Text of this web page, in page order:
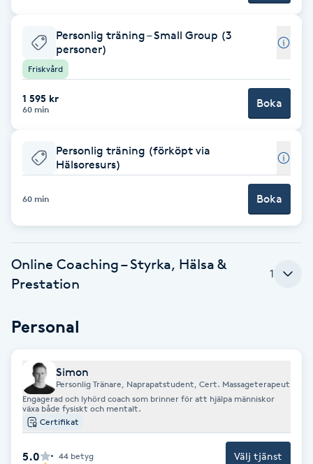
Brynfärgning
Brynplockning
Bröllopsuppsättning
C
Celluliter
Coachning
Color correction
Cryoterapi
Dermapen
Diamantslipning
Personlig träning – Small Group (3
personer)
Friskvård
1 595 kr
60 min Boka
Personlig träning (förköpt via
Hälsoresurs)
60 min Boka
Online Coaching – Styrka, Hälsa &
Prestation
1
Personal
Simon
Personlig Tränare, Naprapatstudent, Cert. Massageterapeut
Engagerad och lyhörd coach som brinner för att hjälpa människor
växa både fysiskt och mentalt.
Certifikat
5.0 44 betyg Välj tjänst